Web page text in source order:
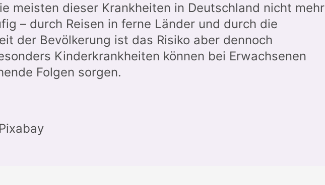
meisten dieser Krankheiten in Deutschland nicht mehr
– durch Reisen in ferne Länder und durch die
der Bevölkerung ist das Risiko aber dennoch
Kinderkrankheiten können bei Erwachsenen
Folgen sorgen.